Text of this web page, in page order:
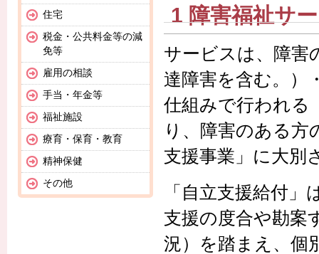
1 障害福祉サ
サービスは、障害
達障害を含む。）
仕組みで行われる
り、障害のある方
支援事業」に大別
「自立支援給付
支援の度合や勘案
況）を踏まえ、個
住宅
税金・公共料金等の減
免等
雇用の相談
手当・年金等
福祉施設
療育・保育・教育
精神保健
その他